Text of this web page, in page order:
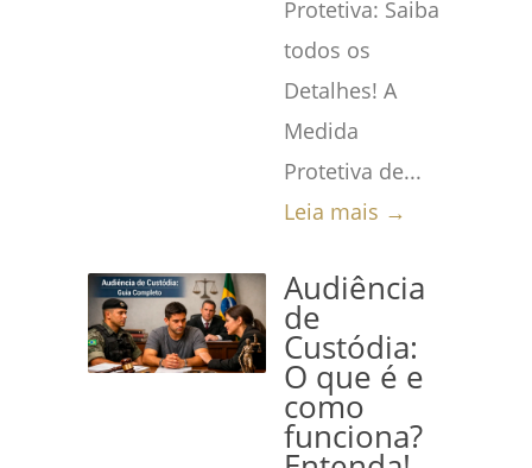
Protetiva: Saiba
todos os
Detalhes! A
Medida
Protetiva de...
Leia mais →
Audiência
de
Custódia:
O que é e
como
funciona?